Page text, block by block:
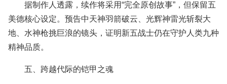
据制作人透露，续作将采用“完全原创故事”，但保留五
美德核心设定。预告中天神羽箭破云、光辉神雷光斩裂大
地、水神枪挑巨浪的镜头，证明新五战士仍在守护人类九种
精神品质。
五、跨越代际的铠甲之魂